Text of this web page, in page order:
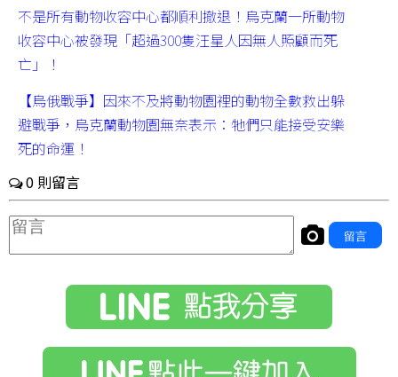
不是所有動物收容中心都順利撤退！烏克蘭一所動物
收容中心被發現「超過300隻汪星人因無人照顧而死
亡」！
【烏俄戰爭】因來不及將動物園裡的動物全數救出躲
避戰爭，烏克蘭動物園無奈表示：牠們只能接受安樂
死的命運！